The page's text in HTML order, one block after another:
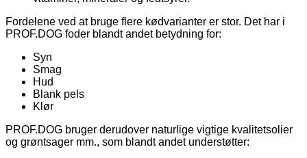
Fordelene ved at bruge flere kødvarianter er stor. Det har i
PROF.DOG foder blandt andet betydning for:
Syn
Smag
Hud
Blank pels
Klør
PROF.DOG bruger derudover naturlige vigtige kvalitetsolier
og grøntsager mm., som blandt andet understøtter: